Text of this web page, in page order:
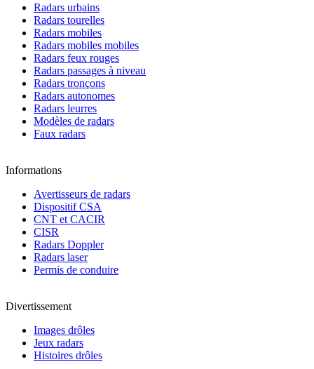
Radars urbains
Radars tourelles
Radars mobiles
Radars mobiles mobiles
Radars feux rouges
Radars passages à niveau
Radars tronçons
Radars autonomes
Radars leurres
Modèles de radars
Faux radars
Informations
Avertisseurs de radars
Dispositif CSA
CNT et CACIR
CISR
Radars Doppler
Radars laser
Permis de conduire
Divertissement
Images drôles
Jeux radars
Histoires drôles